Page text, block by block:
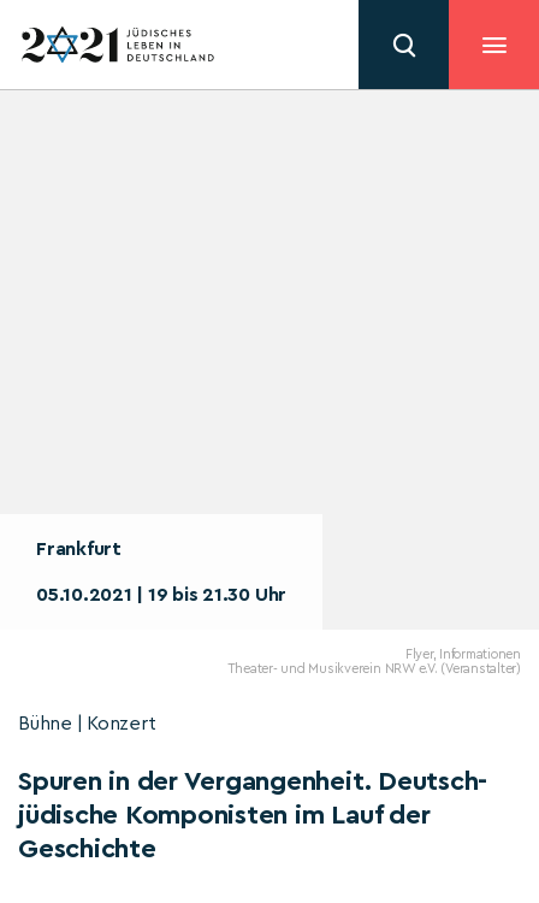
Frankfurt
05.10.2021 | 19 bis 21.30 Uhr
Flyer, Informationen
Theater- und Musikverein NRW e.V. (Veranstalter)
Bühne | Konzert
Spuren in der Vergangenheit. Deutsch-
jüdische Komponisten im Lauf der
Geschichte